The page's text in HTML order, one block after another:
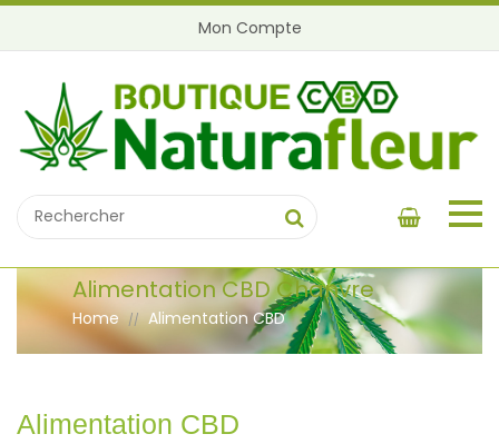
Mon Compte
Alimentation CBD Chanvre
Home // Alimentation CBD
Alimentation CBD